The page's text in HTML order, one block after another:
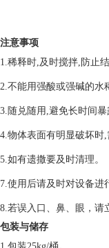
注意事项
1.稀释时,及时搅拌,防止结
2.不能用强酸或强碱的水
3.随兑随用,避免长时间暴
4.物体表面有明显破坏时,
5.如有遗撒要及时清理。
7.使用后请及时对设备进
8.若误入口、鼻、眼，请
包装与储存